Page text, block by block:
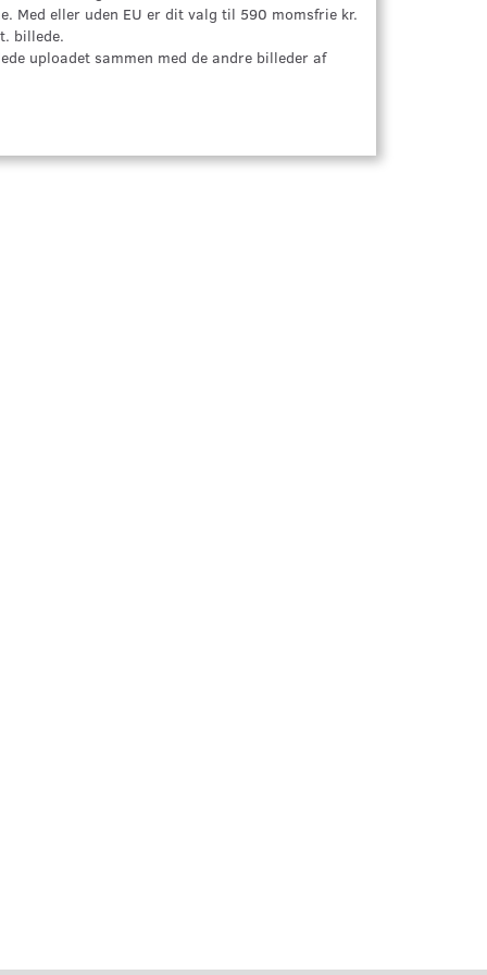
Med eller uden EU er dit valg til 590 momsfrie kr.
billede.
uploadet sammen med de andre billeder af